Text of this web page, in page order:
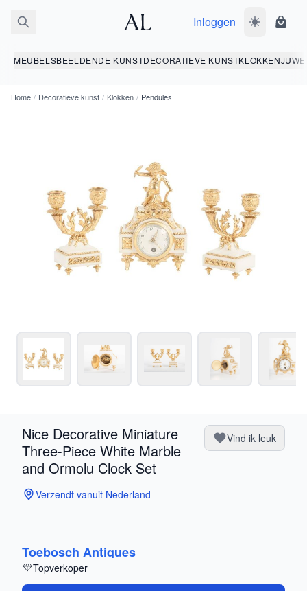
Inloggen Wissel
MEUBELSBEELDENDE KUNSTDECORATIEVE KUNSTKLOKKEN
Home / Decoratieve kunst / Klokken / Pendules
Nice Decorative Miniature
Three-Piece White Marble
and Ormolu Clock Set
Vind ik leuk
Verzendt vanuit Nederland
Toebosch Antiques
Topverkoper